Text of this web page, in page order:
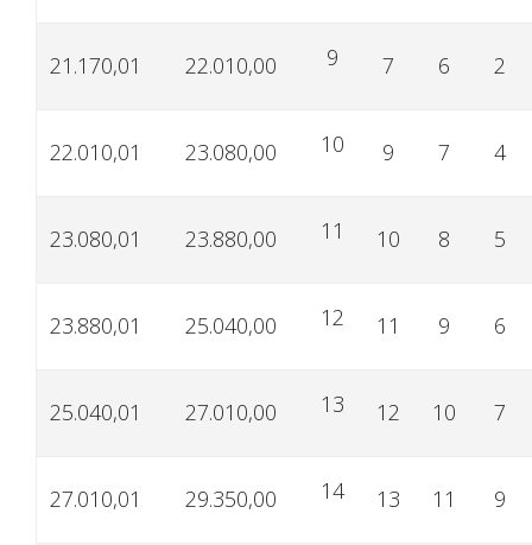
21.170,01 22.010,00 9 7 6 2
22.010,01 23.080,00 10 9 7 4
23.080,01 23.880,00 11 10 8 5
23.880,01 25.040,00 12 11 9 6
25.040,01 27.010,00 13 12 10 7
27.010,01 29.350,00 14 13 11 9